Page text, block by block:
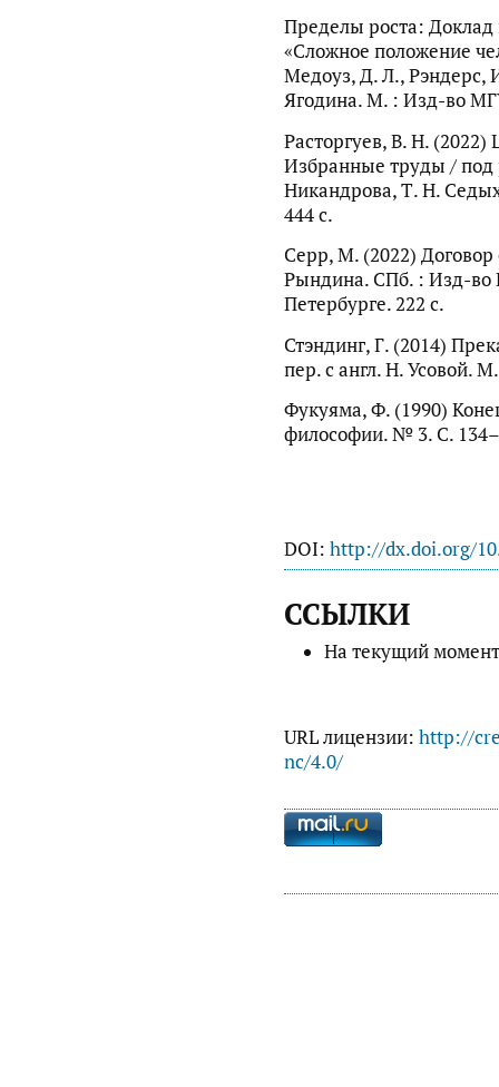
Пределы роста: Доклад
«Сложное положение
Медоуз, Д. Л., Рэндерс,
Ягодина. М. : Изд-во
Расторгуев, В. Н.
Избранные труды /
Никандрова, Т. Н.
444 с.
Серр, М. (2022)
Рындина. СПб. : Изд-во
Петербурге. 222 с.
Стэндинг, Г. (2014)
пер. с англ. Н. Усовой.
Фукуяма, Ф. (1990)
философии. № 3. С.
DOI: http://dx.doi.org/
ССЫЛКИ
На текущий
URL лицензии: http://
nc/4.0/